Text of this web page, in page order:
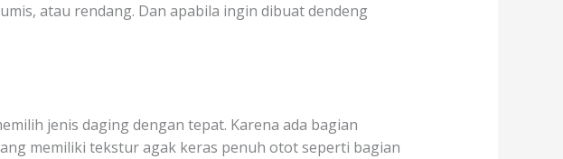
atau rendang. Dan apabila ingin dibuat dendeng
jenis daging dengan tepat. Karena ada bagian
memiliki tekstur agak keras penuh otot seperti bagian